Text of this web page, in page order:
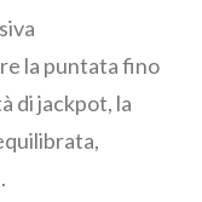
la puntata fino
di jackpot, la